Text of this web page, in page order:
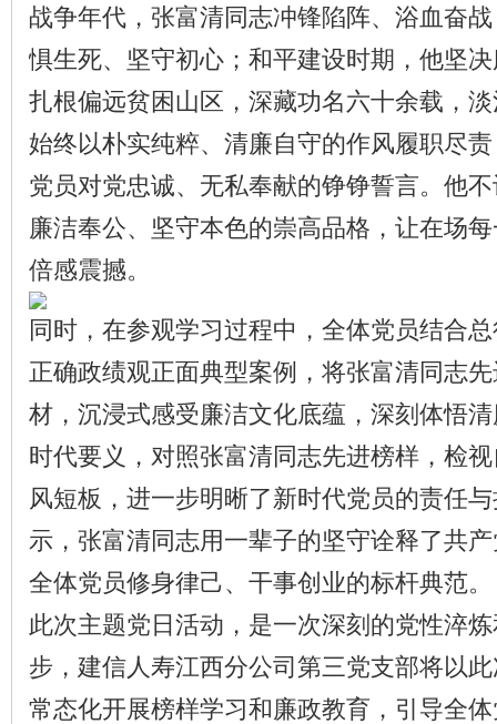
战争年代，张富清同志冲锋陷阵、浴血奋
惧生死、坚守初心；和平建设时期，他坚
扎根偏远贫困山区，深藏功名六十余载，
始终以朴实纯粹、清廉自守的作风履职尽
党员对党忠诚、无私奉献的铮铮誓言。他
廉洁奉公、坚守本色的崇高品格，让在场
倍感震撼。
同时，在参观学习过程中，全体党员结合
正确政绩观正面典型案例，将张富清同志
材，沉浸式感受廉洁文化底蕴，深刻体悟
时代要义，对照张富清同志先进榜样，检
风短板，进一步明晰了新时代党员的责任
示，张富清同志用一辈子的坚守诠释了共
全体党员修身律己、干事创业的标杆典范。
此次主题党日活动，是一次深刻的党性淬
步，建信人寿江西分公司第三党支部将以
常态化开展榜样学习和廉政教育，引导全